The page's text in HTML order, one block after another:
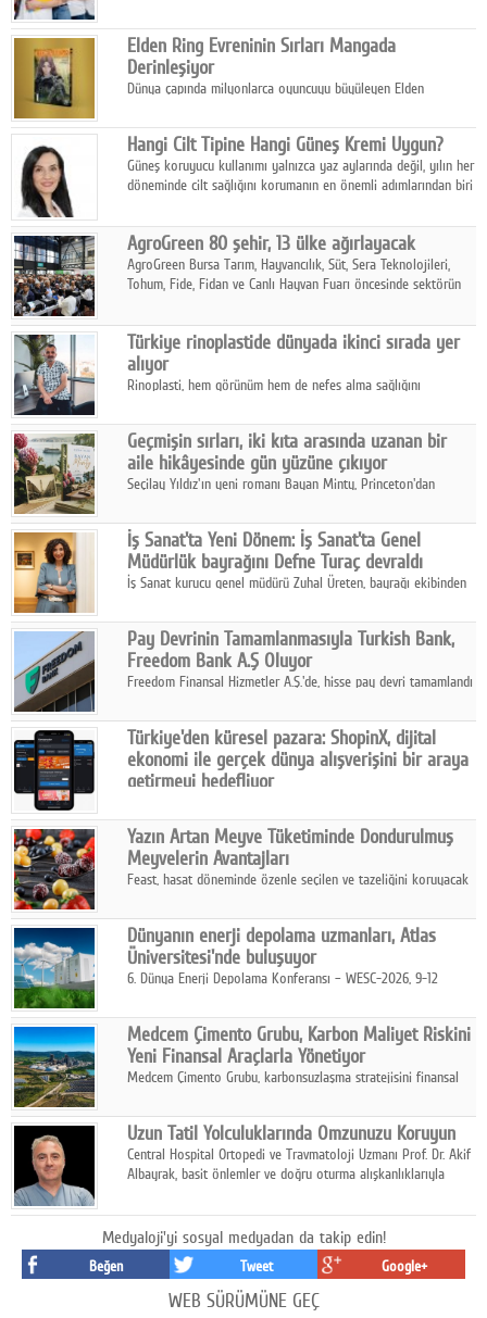
Elden Ring Evreninin Sırları Mangada
Derinleşiyor
Dünya çapında milyonlarca oyuncuyu büyüleyen Elden
aksiyonu ve karanlık fantastik atmosferi bir araya getirmeyi
sürdürüyor.
Hangi Cilt Tipine Hangi Güneş Kremi Uygun?
Güneş koruyucu kullanımı yalnızca yaz aylarında değil, yılın her
döneminde cilt sağlığını korumanın en önemli adımlarından biri
AgroGreen 80 şehir, 13 ülke ağırlayacak
AgroGreen Bursa Tarım, Hayvancılık, Süt, Sera Teknolojileri,
Tohum, Fide, Fidan ve Canlı Hayvan Fuarı öncesinde sektörün
Türkiye rinoplastide dünyada ikinci sırada yer
alıyor
Rinoplasti, hem görünüm hem de nefes alma sağlığını
biri konumunda.
Geçmişin sırları, iki kıta arasında uzanan bir
aile hikâyesinde gün yüzüne çıkıyor
Seçilay Yıldız'ın yeni romanı Bayan Minty, Princeton'dan
katmanlı bir aile hikâyesi anlatıyor.
İş Sanat'ta Yeni Dönem: İş Sanat'ta Genel
Müdürlük bayrağını Defne Turaç devraldı
İş Sanat kurucu genel müdürü Zuhal Üreten, bayrağı ekibinden
Pay Devrinin Tamamlanmasıyla Turkish Bank,
Freedom Bank A.Ş Oluyor
Freedom Finansal Hizmetler A.Ş.'de, hisse pay devri tamamlandı
Turkish Bank'ın ticaret unvanının “Freedom Bank A.Ş.” olmasına
karar verildi.
Türkiye'den küresel pazara: ShopinX, dijital
ekonomi ile gerçek dünya alışverişini bir araya
getirmeyi hedefliyor
ekonomi ile gerçek dünya alışveriş deneyimi arasında köprü
kurmayı hedefleyen vizyonuyla uluslararası pazarlara açılıyor.
Yazın Artan Meyve Tüketiminde Dondurulmuş
Meyvelerin Avantajları
Feast, hasat döneminde özenle seçilen ve tazeliğini koruyacak
pratik, güvenilir ve lezzetli bir alternatif sunuyor.
Dünyanın enerji depolama uzmanları, Atlas
Üniversitesi'nde buluşuyor
6. Dünya Enerji Depolama Konferansı – WESC-2026, 9-12
sahipliğinde gerçekleştirilecek.
Medcem Çimento Grubu, Karbon Maliyet Riskini
Yeni Finansal Araçlarla Yönetiyor
Medcem Çimento Grubu, karbonsuzlaşma stratejisini finansal
Uzun Tatil Yolculuklarında Omzunuzu Koruyun
Central Hospital Ortopedi ve Travmatoloji Uzmanı Prof. Dr. Akif
Albayrak, basit önlemler ve doğru oturma alışkanlıklarıyla
Medyaloji'yi sosyal medyadan da takip edin!
Beğen Tweet Google+
WEB SÜRÜMÜNE GEÇ